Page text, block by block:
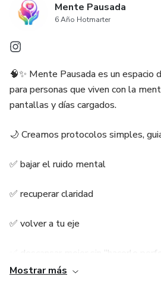
✔️ Comés saludable sin esfuerzo
riquísimas.
✔️ Variedad para cada momento del
repetir siempre los mismos platos.
✔️ Mejorás tu bienestar,
saludables, deliciosas y sin
Mente Pausada
6 Año Hotmarter
🧠✨ Mente Pausada es un espacio
para personas que viven con la
pantallas y días cargados.
🌙 Creamos protocolos simples,
✅ bajar el ruido mental
✅ recuperar claridad
✅ volver a tu eje
✅ descansar mejor sin “hacerlo
Mostrar más